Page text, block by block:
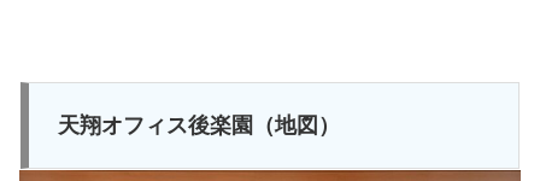
天翔オフィス後楽園（地図）